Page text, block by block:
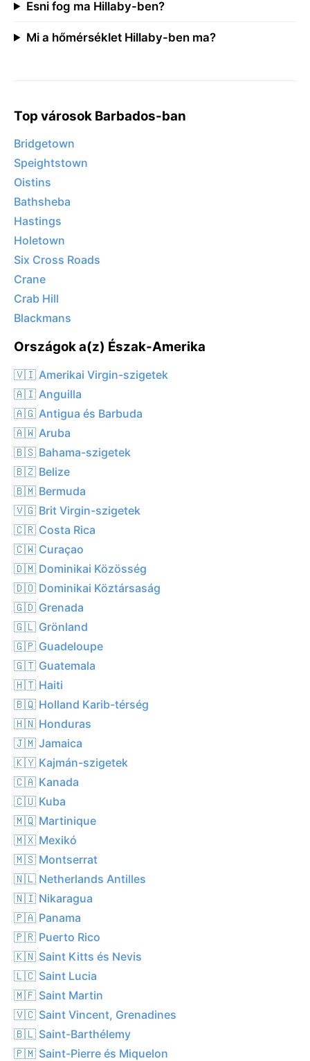
Esni fog ma Hillaby-ben?
Mi a hőmérséklet Hillaby-ben ma?
Top városok Barbados-ban
Bridgetown
Speightstown
Oistins
Bathsheba
Hastings
Holetown
Six Cross Roads
Crane
Crab Hill
Blackmans
Országok a(z) Észak-Amerika
🇻🇮 Amerikai Virgin-szigetek
🇦🇮 Anguilla
🇦🇬 Antigua és Barbuda
🇦🇼 Aruba
🇧🇸 Bahama-szigetek
🇧🇿 Belize
🇧🇲 Bermuda
🇻🇬 Brit Virgin-szigetek
🇨🇷 Costa Rica
🇨🇼 Curaçao
🇩🇲 Dominikai Közösség
🇩🇴 Dominikai Köztársaság
🇬🇩 Grenada
🇬🇱 Grönland
🇬🇵 Guadeloupe
🇬🇹 Guatemala
🇭🇹 Haiti
🇧🇶 Holland Karib-térség
🇭🇳 Honduras
🇯🇲 Jamaica
🇰🇾 Kajmán-szigetek
🇨🇦 Kanada
🇨🇺 Kuba
🇲🇶 Martinique
🇲🇽 Mexikó
🇲🇸 Montserrat
🇳🇱 Netherlands Antilles
🇳🇮 Nikaragua
🇵🇦 Panama
🇵🇷 Puerto Rico
🇰🇳 Saint Kitts és Nevis
🇱🇨 Saint Lucia
🇲🇫 Saint Martin
🇻🇨 Saint Vincent, Grenadines
🇧🇱 Saint-Barthélemy
🇵🇲 Saint-Pierre és Miquelon